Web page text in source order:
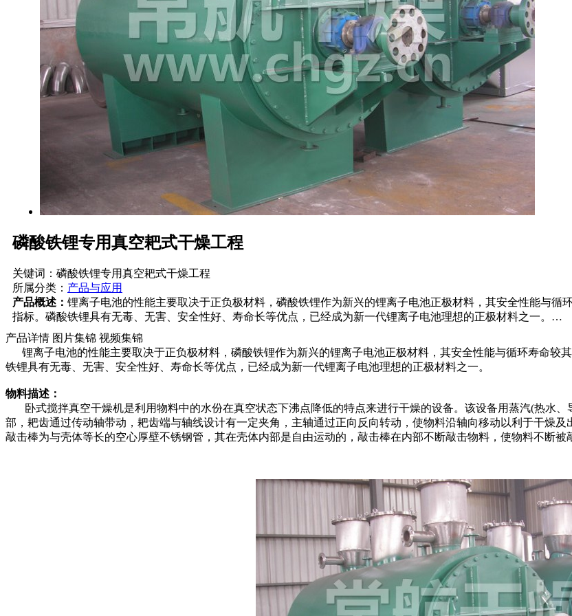
磷酸铁锂专用真空耙式干燥工程
关键词：磷酸铁锂专用真空耙式干燥工程
所属分类： 产品与应用
产品概述： 锂离子电池的性能主要取决于正负极材料，磷酸铁锂作为新兴的锂离子电池正极材料，其安全性能与
指标。磷酸铁锂具有无毒、无害、安全性好、寿命长等优点，已经成为新一代锂离子电池理想的正极材料之一。…
产品详情 图片集锦 视频集锦
锂离子电池的性能主要取决于正负极材料，磷酸铁锂作为新兴的锂离子电池正极材料，其安全性能与循环寿命较
铁锂具有无毒、无害、安全性好、寿命长等优点，已经成为新一代锂离子电池理想的正极材料之一。
物料描述：
卧式搅拌真空干燥机是利用物料中的水份在真空状态下沸点降低的特点来进行干燥的设备。该设备用蒸汽(热水、
部，耙齿通过传动轴带动，耙齿端与轴线设计有一定夹角，主轴通过正向反向转动，使物料沿轴向移动以利于干燥
敲击棒为与壳体等长的空心厚壁不锈钢管，其在壳体内部是自由运动的，敲击棒在内部不断敲击物料，使物料不断